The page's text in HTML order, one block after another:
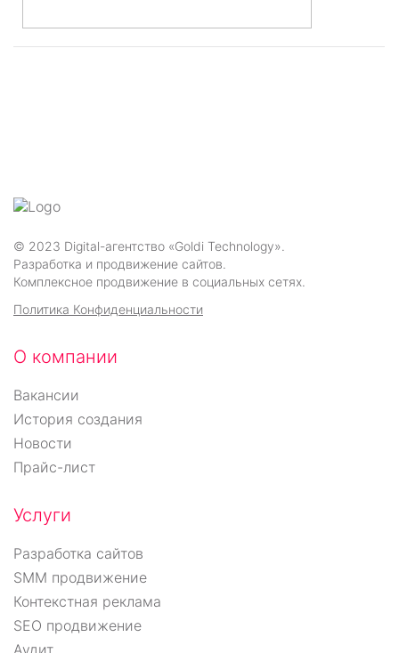
© 2023 Digital-агентство «Goldi Technology».
Разработка и продвижение сайтов.
Комплексное продвижение в социальных сетях.
Политика Конфиденциальности
О компании
Вакансии
История создания
Новости
Прайс-лист
Услуги
Разработка сайтов
SMM продвижение
Контекстная реклама
SEO продвижение
Аудит